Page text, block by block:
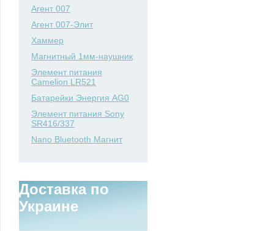
Агент 007
Агент 007-Элит
Хаммер
Магнитный 1мм-наушник
Элемент питания
Camelion LR521
Батарейки Энергия AG0
Элемент питания Sony
SR416/337
Nano Bluetooth Магнит
Доставка по
Украине